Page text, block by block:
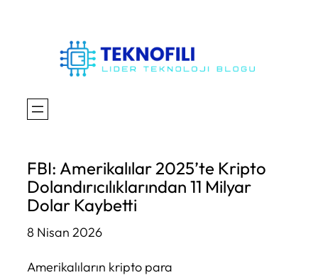
FBI: Amerikalılar 2025’te Kripto
Dolandırıcılıklarından 11 Milyar
Dolar Kaybetti
8 Nisan 2026
Amerikalıların kripto para